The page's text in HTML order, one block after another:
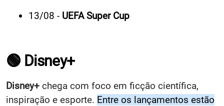
13/08 - UEFA Super Cup
🟢 Disney+
Disney+ chega com foco em ficção científica,
inspiração e esporte. Entre os lançamentos estão